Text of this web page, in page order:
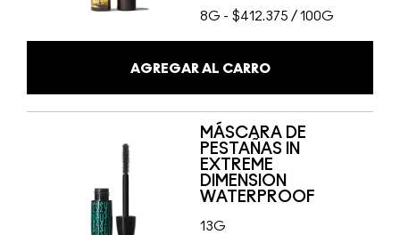
8G - $412.375 / 100G
AGREGAR AL CARRO
MÁSCARA DE
PESTAÑAS IN
EXTREME
DIMENSION
WATERPROOF
13G